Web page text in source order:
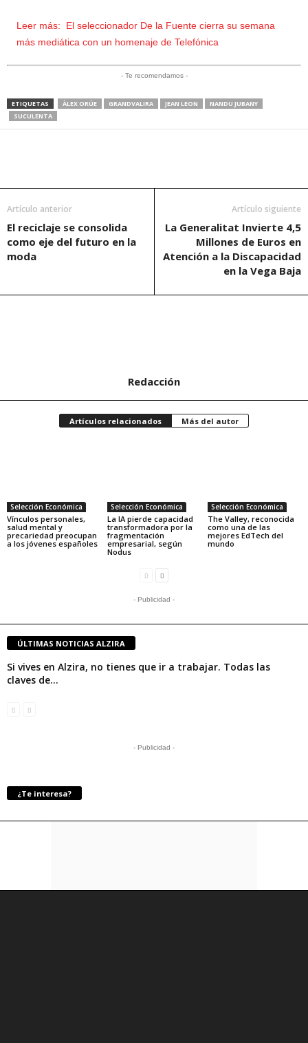
Leer más:
El seleccionador De la Fuente cierra su semana
más mediática con un homenaje de Telefónica
- Te recomendamos -
ETIQUETAS ÀLEX ORÚE GRANDVALIRA JEAN LEON
NANDU JUBANY
SUCULENTA
Artículo anterior
El reciclaje se consolida
como eje del futuro en la
moda
Artículo siguiente
La Generalitat Invierte 4,5
Millones de Euros en
Atención a la Discapacidad
en la Vega Baja
Redacción
Artículos relacionados Más del autor
Selección Económica
Vínculos personales,
salud mental y
precariedad preocupan
a los jóvenes españoles
Selección Económica
La IA pierde capacidad
transformadora por la
fragmentación
empresarial, según
Nodus
Selección Económica
The Valley, reconocida
como una de las
mejores EdTech del
mundo
- Publicidad -
ÚLTIMAS NOTICIAS ALZIRA
Si vives en Alzira, no tienes que ir a trabajar. Todas las
claves de...
- Publicidad -
¿Te interesa?